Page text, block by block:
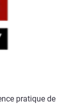
pratique de